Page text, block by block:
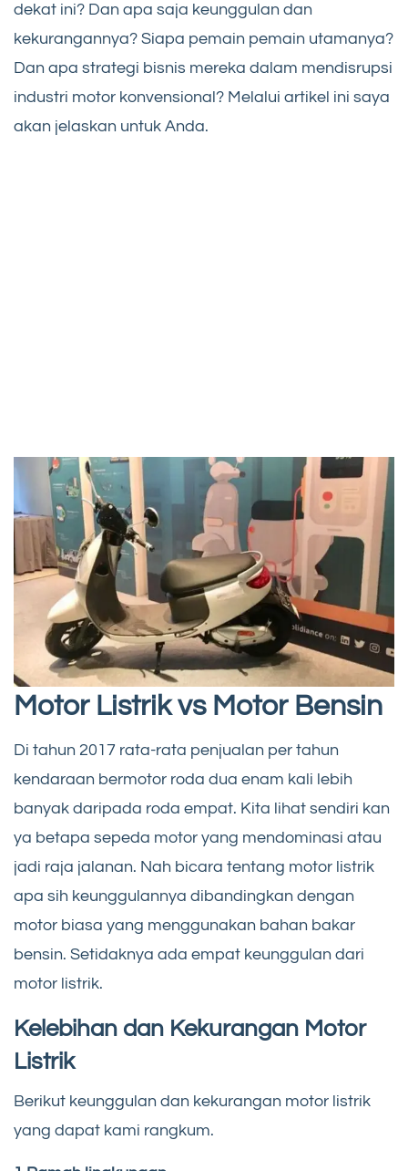
dekat ini? Dan apa saja keunggulan dan
kekurangannya? Siapa pemain pemain utamanya?
Dan apa strategi bisnis mereka dalam mendisrupsi
industri motor konvensional? Melalui artikel ini saya
akan jelaskan untuk Anda.
Motor Listrik vs Motor Bensin
Di tahun 2017 rata-rata penjualan per tahun
kendaraan bermotor roda dua enam kali lebih
banyak daripada roda empat. Kita lihat sendiri kan
ya betapa sepeda motor yang mendominasi atau
jadi raja jalanan. Nah bicara tentang motor listrik
apa sih keunggulannya dibandingkan dengan
motor biasa yang menggunakan bahan bakar
bensin. Setidaknya ada empat keunggulan dari
motor listrik.
Kelebihan dan Kekurangan Motor
Listrik
Berikut keunggulan dan kekurangan motor listrik
yang dapat kami rangkum.